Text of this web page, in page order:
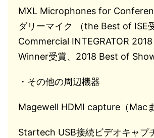
MXL Microphones for
ダリーマイク （the Best of ISE
Commercial INTEGRATOR 2018
Winner受賞、2018 Best of Show
・その他の周辺機器
Magewell HDMI capture（Mac
Startech USB接続ビデオキャプ